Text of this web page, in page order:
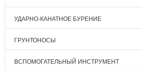
УДАРНО-КАНАТНОЕ БУРЕНИЕ
ГРУНТОНОСЫ
ВСПОМОГАТЕЛЬНЫЙ ИНСТРУМЕНТ